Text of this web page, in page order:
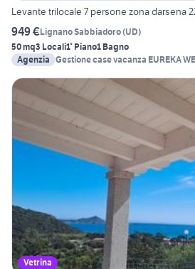
Levante trilocale 7 persone zona darsena
949 €Lignano Sabbiadoro(UD)
50 mq3 Locali1° Piano1 Bagno
Agenzia Gestione case vacanza EUREKA
Vetrina